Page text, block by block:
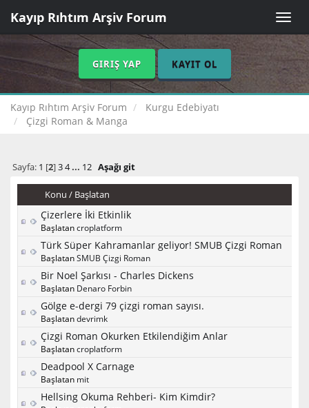
Toggle
Kayıp Rıhtım Arşiv Forum
GIRIŞ YAP KAYIT OL
Kayıp Rıhtım Arşiv Forum
Kurgu Edebiyatı
Çizgi Roman & Manga
Sayfa: 1 [2]3 4 ... 12 Aşağı git
Konu / Başlatan
Çizerlere İki Etkinlik
Başlatancroplatform
Türk Süper Kahramanlar geliyor! SMUB Çizgi Roman
BaşlatanSMUB Çizgi Roman
Bir Noel Şarkısı - Charles Dickens
Başlatan Denaro Forbin
Gölge e-dergi 79 çizgi roman sayısı.
Başlatandevrimk
Çizgi Roman Okurken Etkilendiğim Anlar
Başlatancroplatform
Deadpool X Carnage
Başlatan mit
Hellsing Okuma Rehberi- Kim Kimdir?